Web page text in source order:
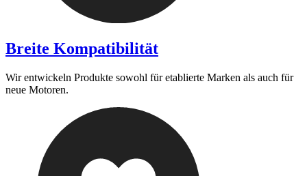
Breite Kompatibilität
Wir entwickeln Produkte sowohl für etablierte Marken als auch für
neue Motoren.